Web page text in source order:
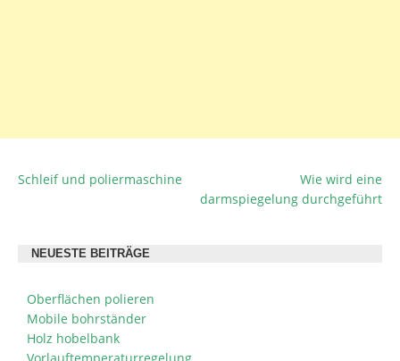
BEITRAGSNAVIGATION
Schleif und poliermaschine
Wie wird eine
darmspiegelung durchgeführt
NEUESTE BEITRÄGE
Oberflächen polieren
Mobile bohrständer
Holz hobelbank